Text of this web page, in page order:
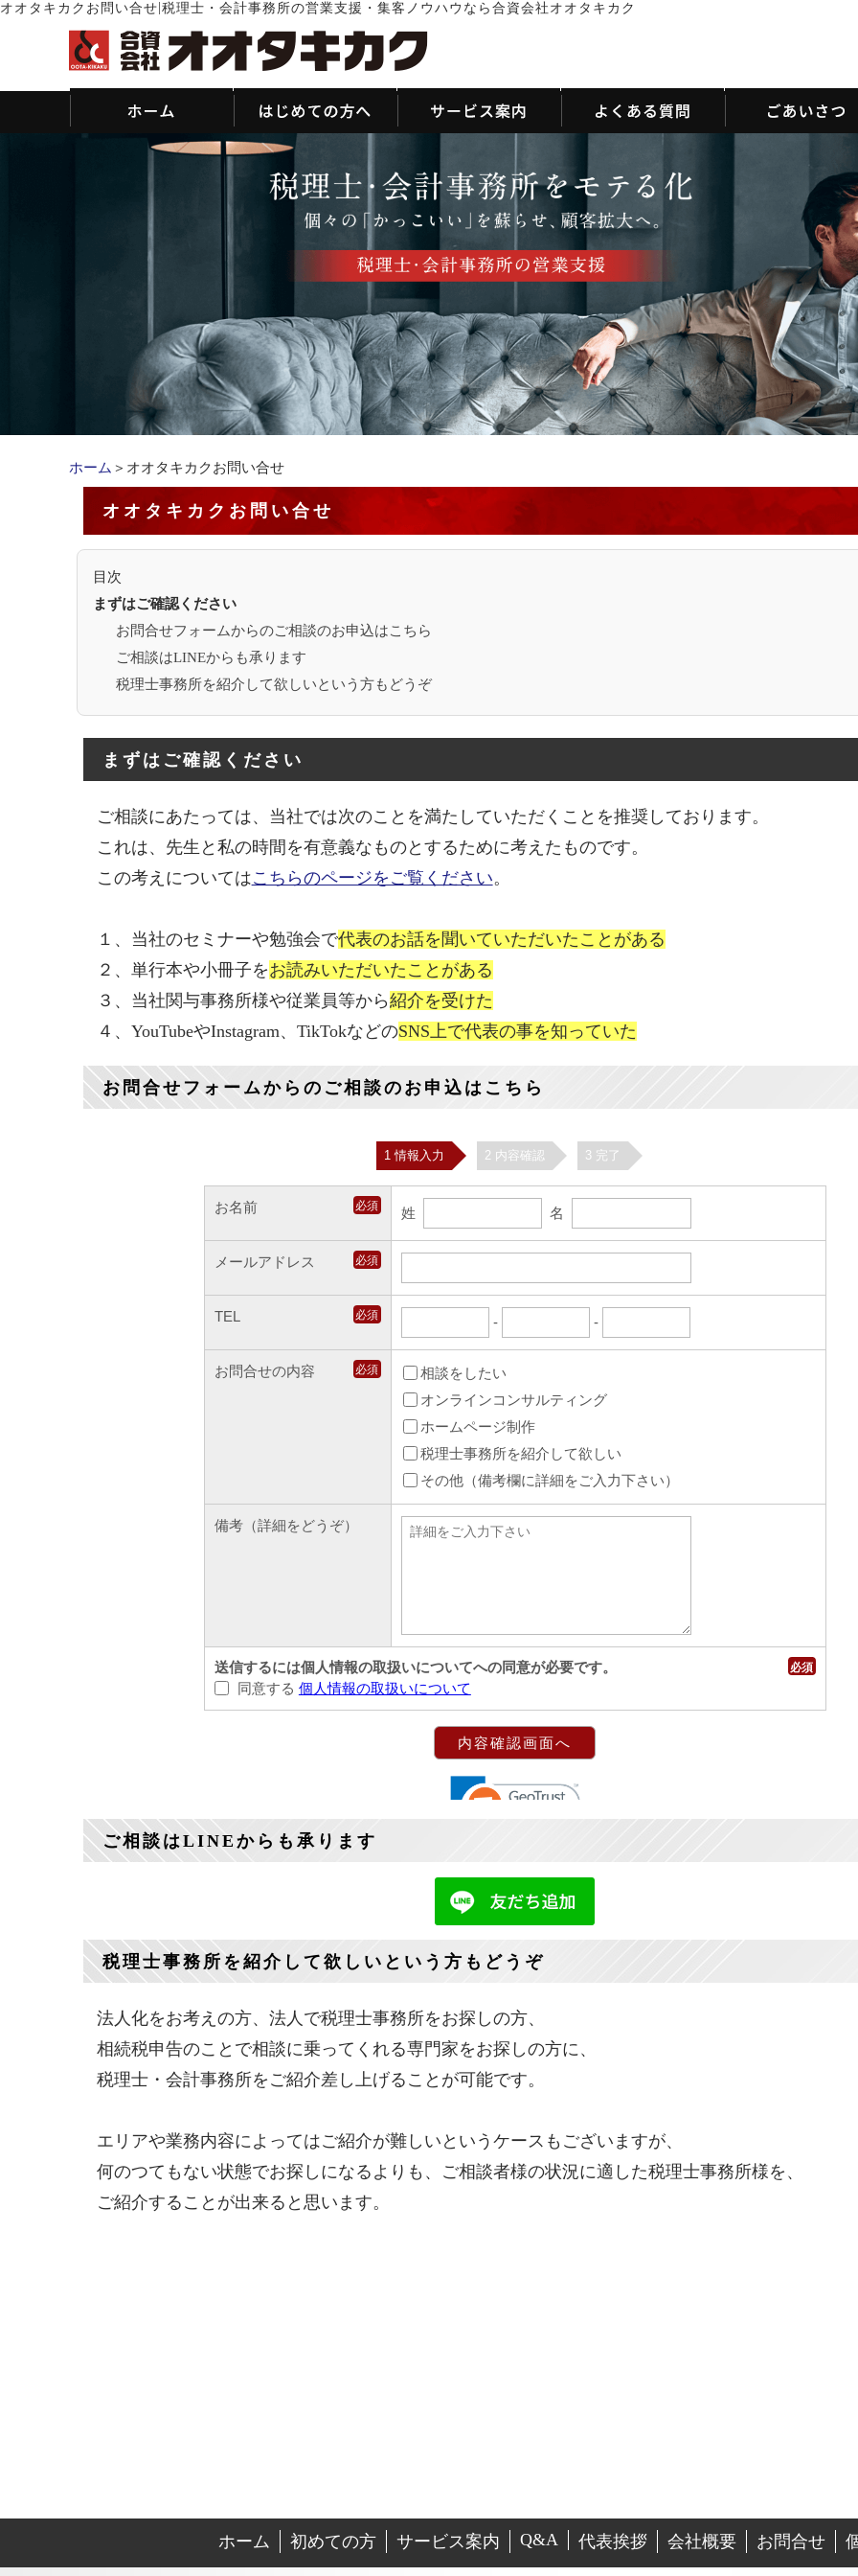
オオタキカクお問い合せ 税理士・会計事務所の営業支援・集客ノウハウなら合資会社オオタキカク
ホーム ＞オオタキカクお問い合せ
オオタキカクお問い合せ
目次
まずはご確認ください
お問合せフォームからのご相談のお申込はこちら
ご相談はLINEからも承ります
税理士事務所を紹介して欲しいという方もどうぞ
まずはご確認ください
ご相談にあたっては、当社では次のことを満たしていただくことを推奨しております。
これは、先生と私の時間を有意義なものとするために考えたものです。
この考えについてはこちらのページをご覧ください。
１、当社のセミナーや勉強会で代表のお話を聞いていただいたことがある
２、単行本や小冊子をお読みいただいたことがある
３、当社関与事務所様や従業員等から紹介を受けた
４、YouTubeやInstagram、TikTokなどのSNS上で代表の事を知っていた
お問合せフォームからのご相談のお申込はこちら
ご相談はLINEからも承ります
税理士事務所を紹介して欲しいという方もどうぞ
法人化をお考えの方、法人で税理士事務所をお探しの方、
相続税申告のことで相談に乗ってくれる専門家をお探しの方に、
税理士・会計事務所をご紹介差し上げることが可能です。
エリアや業務内容によってはご紹介が難しいというケースもございますが、
何のつてもない状態でお探しになるよりも、ご相談者様の状況に適した税理士事務所様を、
ご紹介することが出来ると思います。
ホーム 初めての方 サービス案内 Q&A 代表挨拶 会社概要 お問合せ